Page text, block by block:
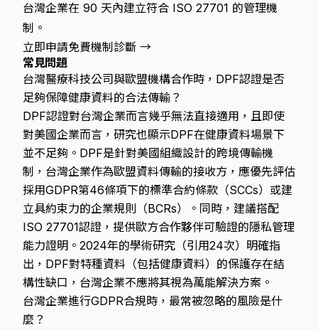
台灣企業在 90 天內建立符合 ISO 27701 的管理機
制。
立即申請免費機制診斷 →
常見問題
台灣醫療科技公司與歐盟機構合作時，DPF認證是否
足夠保障健康資料的合法傳輸？
DPF認證對台灣企業而言幾乎無法直接適用，且即使
對美國企業而言，研究也顯示DPF在健康資料場景下
並不足夠。DPF是針對美國組織設計的跨境傳輸機
制，台灣企業作為歐盟資料傳輸的接收方，應優先評估
採用GDPR第46條項下的標準合約條款（SCCs）或建
立具約束力的企業規則（BCRs）。同時，建議搭配
ISO 27701認證，提供歐方合作夥伴可驗證的隱私管理
能力證明。2024年的學術研究（引用24次）明確指
出，DPF對特種資料（包括健康資料）的保護存在結
構性缺口，台灣企業不應將其視為萬能解決方案。
台灣企業進行GDPR合規時，最常被忽略的風險是什
麼？